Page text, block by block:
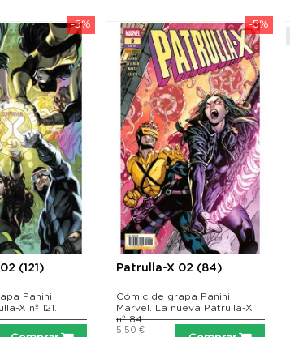
-5%
(121)
Panini
X nº 121.
-5%
Patrulla-X 02 (84)
Cómic de grapa Panini
Marvel. La nueva Patrulla-X
nº 84
5,50 €